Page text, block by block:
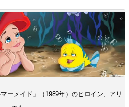
ーメイド」（1989年）のヒロイン、アリ